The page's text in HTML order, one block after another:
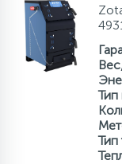
Тип
Тип